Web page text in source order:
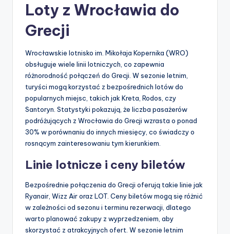
Loty z Wrocławia do
Grecji
Wrocławskie lotnisko im. Mikołaja Kopernika (WRO)
obsługuje wiele linii lotniczych, co zapewnia
różnorodność połączeń do Grecji. W sezonie letnim,
turyści mogą korzystać z bezpośrednich lotów do
popularnych miejsc, takich jak Kreta, Rodos, czy
Santoryn. Statystyki pokazują, że liczba pasażerów
podróżujących z Wrocławia do Grecji wzrasta o ponad
30% w porównaniu do innych miesięcy, co świadczy o
rosnącym zainteresowaniu tym kierunkiem.
Linie lotnicze i ceny biletów
Bezpośrednie połączenia do Grecji oferują takie linie jak
Ryanair, Wizz Air oraz LOT. Ceny biletów mogą się różnić
w zależności od sezonu i terminu rezerwacji, dlatego
warto planować zakupy z wyprzedzeniem, aby
skorzystać z atrakcyjnych ofert. W sezonie letnim